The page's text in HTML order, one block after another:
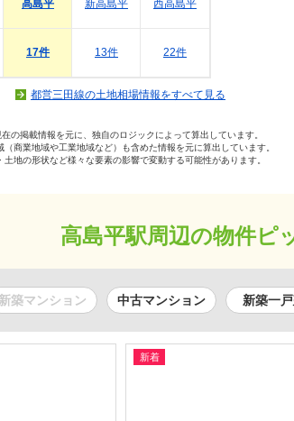
高島平
17件
新高島平
13件
西高島平
22件
都営三田線の土地相場情報をすべて見る
の掲載情報を元に、独自のロジックによって算出しています。
商業地域や工業地域など）も含めた情報を元に算出しています。
地の形状など様々な要素の影響で変動する可能性があります。
高島平駅周辺の物件ピ
新築マンション 中古マンション 新築一
新着